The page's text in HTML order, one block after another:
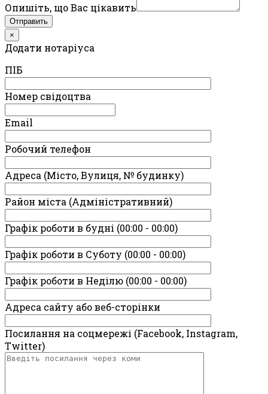
Опишіть, що Вас цікавить
Отправить
×
Додати нотаріуса
ПIБ
Номер свідоцтва
Email
Робочий телефон
Адреса (Місто, Вулиця, № будинку)
Район міста (Адміністративний)
Графік роботи в будні (00:00 - 00:00)
Графік роботи в Суботу (00:00 - 00:00)
Графік роботи в Неділю (00:00 - 00:00)
Адреса сайту або веб-сторінки
Посилання на соцмережі (Facebook, Instagram,
Twitter)